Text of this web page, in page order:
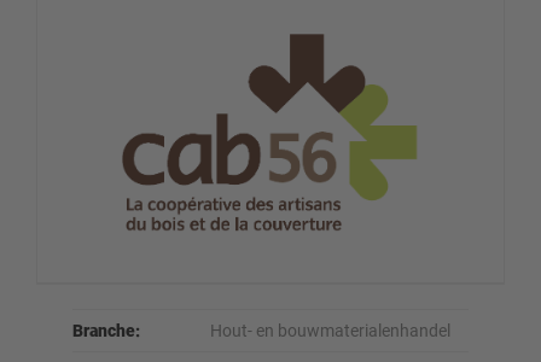
Branche: Hout- en bouwmaterialenhandel